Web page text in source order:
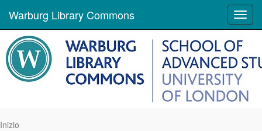
Warburg Library Commons
Inizio